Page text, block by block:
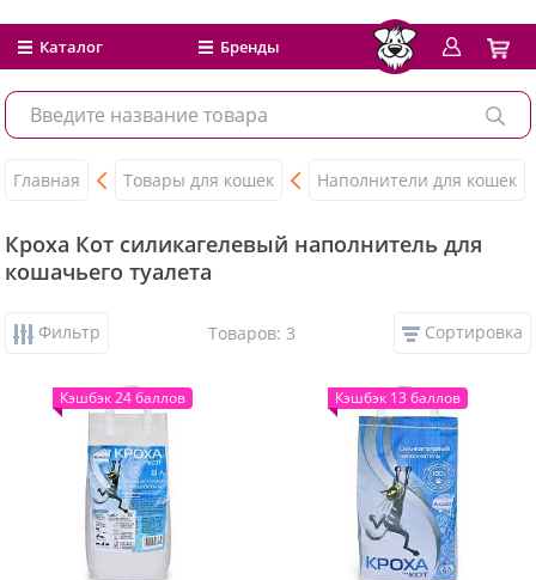
Каталог Бренды
Главная Товары для кошек Наполнители для кошек
Кроха Кот силикагелевый наполнитель для
кошачьего туалета
Фильтр Товаров: 3 Сортировка
Кэшбэк 24 баллов Кэшбэк 13 баллов